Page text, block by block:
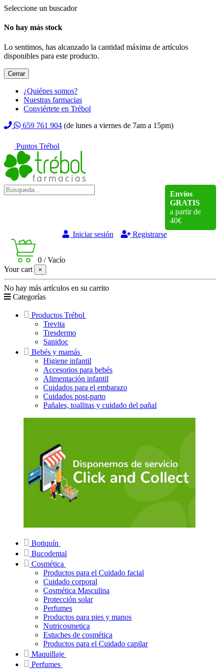
Seleccione un buscador
No hay más stock
Lo sentimos, has alcanzado la cantidad máxima de artículos
disponibles para este producto.
Cerrar
¿Quiénes somos?
Nuestras farmacias
Conviértete en Trébol
659 761 904 (de lunes a viernes de 7am a 15pm)
Puntos Trébol
Envíos
GRATIS
a partir de
40€
Iniciar sesión
Registrarse
0 /Vacío
Your cart
×
No hay más artículos en su carrito
Categorías
Productos Trébol
Trevita
Tresdermo
Sanidoc
Bebés y mamás
Higiene infantil
Accesorios para bebés
Alimentación infantil
Cuidados para el embarazo
Cuidados post-parto
Pañales, toallitas y cuidado del pañal
Botiquín
Bucodental
Cosmética
Productos para el Cuidado facial
Cuidado corporal
Cosmética Masculina
Protección solar
Perfumes
Productos para pies y manos
Nutricosmetica
Estuches de cosmética
Productos para el Cuidado capilar
Maquillaje
Perfumes